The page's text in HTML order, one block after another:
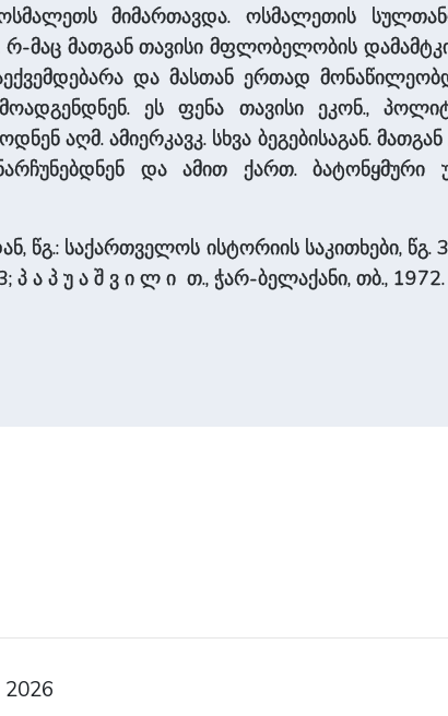
მიმართავდა. ოსმალეთის
მაც მათგან თავისი მფლობელობის
და მასთან ერთად
ეს ფენა თავისი ეკონ.,
აღმ. ამიერკავკ. სხვა ბეგებისაგან. მათგან
და ამით ქართ. ბატონყმური
წგ.: საქართველოს ისტორიის საკითხები, წგ.
ა პ უ ა შ ვ ი ლ ი თ., ჭარ-ბელაქანი, თბ., 1972.